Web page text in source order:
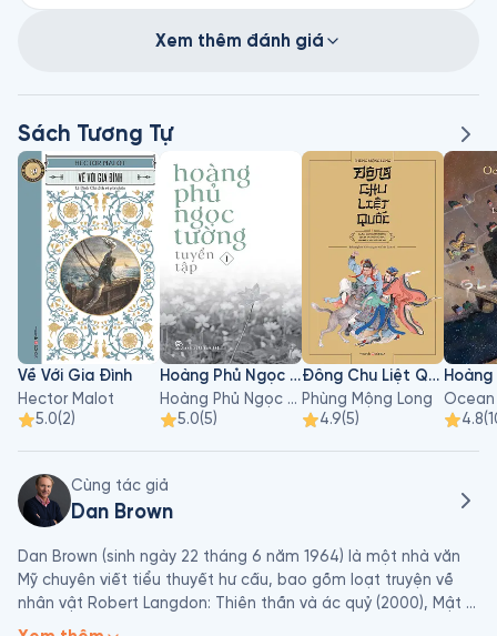
tên tác giả và cuốn sách này tuyệt hay. Cảm ơn nghệ sĩ
đã đọc truyền cảm, hấp dẫn, nâng cuốn sách thêm vài
Xem thêm đánh giá
Sách Tương Tự
Về Với Gia Đình
Hector Malot
5.0(2)
Hoàng Phủ Ngọc Tường - Tập 1
Hoàng Phủ Ngọc Tường
5.0(5)
Đông Chu Liệt Quốc - Tập 3
Phùng Mộng Long
4.9(5)
Ocean
4.8(
Cùng tác giả
Dan Brown
Dan Brown (sinh ngày 22 tháng 6 năm 1964) là một nhà văn
Mỹ chuyên viết tiểu thuyết hư cấu, bao gồm loạt truyện về
nhân vật Robert Langdon: Thiên thần và ác quỷ (2000), Mật
mã Da Vinci (2003), Biểu tượng thất truyền (2009), Hỏa ngục